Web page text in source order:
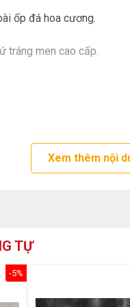
ốp đá hoa cương.
tráng men cao cấp.
cấp LVTP-311B là dòng
sử dụng, sinh hoạt hằng
phủ lớp Nano chống
rỉ xét, ô vàng khi sử
Xem thêm nội
TỰ
-5%